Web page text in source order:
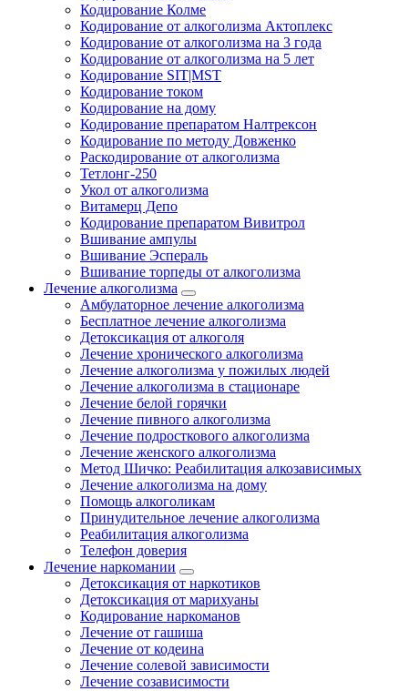
Кодирование Колме
Кодирование от алкоголизма Актоплекс
Кодирование от алкоголизма на 3 года
Кодирование от алкоголизма на 5 лет
Кодирование SIT|MST
Кодирование током
Кодирование на дому
Кодирование препаратом Налтрексон
Кодирование по методу Довженко
Раскодирование от алкоголизма
Тетлонг-250
Укол от алкоголизма
Витамерц Депо
Кодирование препаратом Вивитрол
Вшивание ампулы
Вшивание Эспераль
Вшивание торпеды от алкоголизма
Лечение алкоголизма
Амбулаторное лечение алкоголизма
Бесплатное лечение алкоголизма
Детоксикация от алкоголя
Лечение хронического алкоголизма
Лечение алкоголизма у пожилых людей
Лечение алкоголизма в стационаре
Лечение белой горячки
Лечение пивного алкоголизма
Лечение подросткового алкоголизма
Лечение женского алкоголизма
Метод Шичко: Реабилитация алкозависимых
Лечение алкоголизма на дому
Помощь алкоголикам
Принудительное лечение алкоголизма
Реабилитация алкоголизма
Телефон доверия
Лечение наркомании
Детоксикация от наркотиков
Детоксикация от марихуаны
Кодирование наркоманов
Лечение от гашиша
Лечение от кодеина
Лечение солевой зависимости
Лечение созависимости